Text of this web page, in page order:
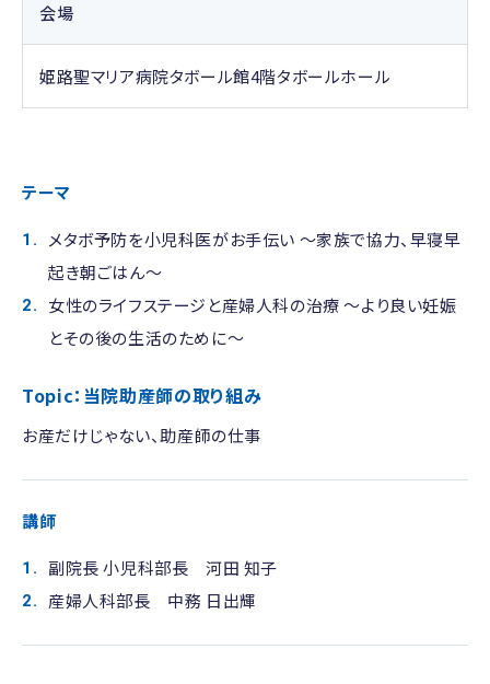
会場
姫路聖マリア病院タボール館4階タボールホール
テーマ
メタボ予防を小児科医がお手伝い ～家族で協力、早寝早
起き朝ごはん～
女性のライフステージと産婦人科の治療 ～より良い妊娠
とその後の生活のために～
Topic：当院助産師の取り組み
お産だけじゃない、助産師の仕事
講師
副院長 小児科部長 河田 知子
産婦人科部長 中務 日出輝